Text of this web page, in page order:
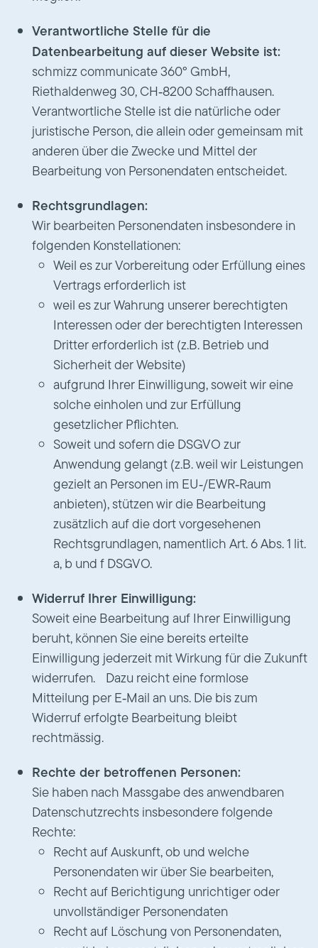
Verantwortliche Stelle für die
Datenbearbeitung auf dieser Website ist:
schmizz communicate 360° GmbH,
Riethaldenweg 30, CH‑8200 Schaffhausen.
Verantwortliche Stelle ist die natürliche oder
juristische Person, die allein oder gemeinsam mit
anderen über die Zwecke und Mittel der
Bearbeitung von Personendaten entscheidet.
Rechtsgrundlagen:
Wir bearbeiten Personendaten insbesondere in
folgenden Konstellationen:
Weil es zur Vorbereitung oder Erfüllung eines
Vertrags erforderlich ist
weil es zur Wahrung unserer berechtigten
Interessen oder der berechtigten Interessen
Dritter erforderlich ist (z.B. Betrieb und
Sicherheit der Website)
aufgrund Ihrer Einwilligung, soweit wir eine
solche einholen und zur Erfüllung
gesetzlicher Pflichten.
Soweit und sofern die DSGVO zur
Anwendung gelangt (z.B. weil wir Leistungen
gezielt an Personen im EU‑/EWR‑Raum
anbieten), stützen wir die Bearbeitung
zusätzlich auf die dort vorgesehenen
Rechtsgrundlagen, namentlich Art. 6 Abs. 1 lit.
a, b und f DSGVO.
Widerruf Ihrer Einwilligung:
Soweit eine Bearbeitung auf Ihrer Einwilligung
beruht, können Sie eine bereits erteilte
Einwilligung jederzeit mit Wirkung für die Zukunft
widerrufen. Dazu reicht eine formlose
Mitteilung per E‑Mail an uns. Die bis zum
Widerruf erfolgte Bearbeitung bleibt
rechtmässig.
Rechte der betroffenen Personen:
Sie haben nach Massgabe des anwendbaren
Datenschutzrechts insbesondere folgende
Rechte:
Recht auf Auskunft, ob und welche
Personendaten wir über Sie bearbeiten,
Recht auf Berichtigung unrichtiger oder
unvollständiger Personendaten
Recht auf Löschung von Personendaten,